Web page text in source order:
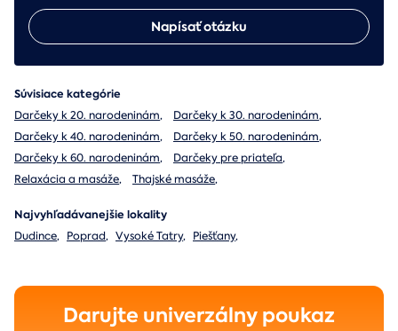
Napísať otázku
Súvisiace kategórie
Darčeky k 20. narodeninám, Darčeky k 30. narodeninám,
Darčeky k 40. narodeninám, Darčeky k 50. narodeninám,
Darčeky k 60. narodeninám, Darčeky pre priateľa,
Relaxácia a masáže, Thajské masáže,
Najvyhľadávanejšie lokality
Dudince, Poprad, Vysoké Tatry, Piešťany,
Darujte univerzálny poukaz